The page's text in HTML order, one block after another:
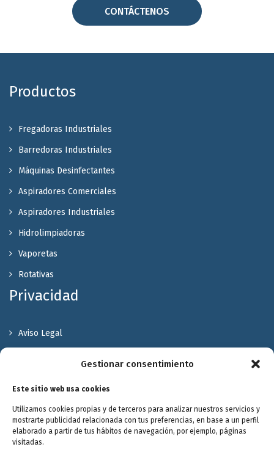
Gestionar consentimiento
Este sitio web usa cookies
Utilizamos cookies propias y de terceros para analizar nuestros servicios y
mostrarte publicidad relacionada con tus preferencias, en base a un perfil
elaborado a partir de tus hábitos de navegación, por ejemplo, páginas
visitadas.
CONTÁCTENOS
Productos
Fregadoras Industriales
Barredoras Industriales
Máquinas Desinfectantes
Aspiradores Comerciales
Aspiradores Industriales
Hidrolimpiadoras
Vaporetas
Rotativas
Privacidad
Aviso Legal
Valóranos